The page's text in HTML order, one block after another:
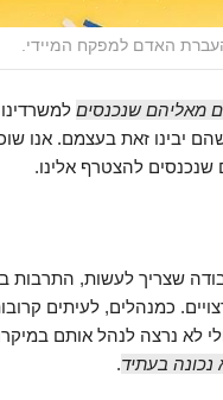
האדם למפקח המיידי.
מאליהם שנכנסים
יבינו זאת בעצמם. אנו
להצטרף אלינו.
שצריך לעשות, התרבות
כמנהלים, לעיתים
לא נרצה לנהל אותם
בעתיד.